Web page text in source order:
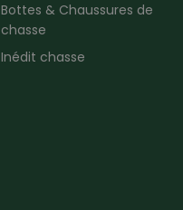
Bottes & Chaussures de
chasse
Inédit chasse